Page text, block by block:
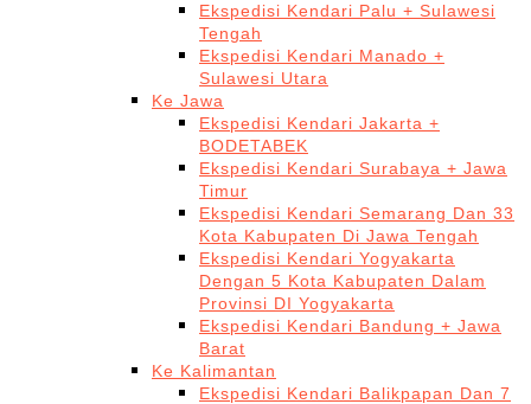
Ekspedisi Kendari Palu + Sulawesi
Tengah
Ekspedisi Kendari Manado +
Sulawesi Utara
Ke Jawa
Ekspedisi Kendari Jakarta +
BODETABEK
Ekspedisi Kendari Surabaya + Jawa
Timur
Ekspedisi Kendari Semarang Dan 33
Kota Kabupaten Di Jawa Tengah
Ekspedisi Kendari Yogyakarta
Dengan 5 Kota Kabupaten Dalam
Provinsi DI Yogyakarta
Ekspedisi Kendari Bandung + Jawa
Barat
Ke Kalimantan
Ekspedisi Kendari Balikpapan Dan 7